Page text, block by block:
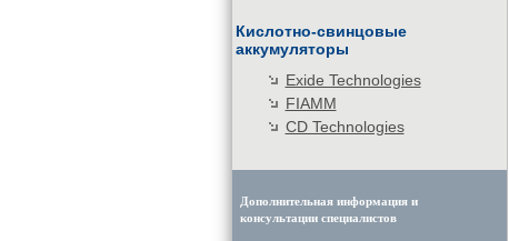
Кислотно-свинцовые
аккумуляторы
Exide Technologies
FIAMM
CD Technologies
Дополнительная информация и
консультации специалистов